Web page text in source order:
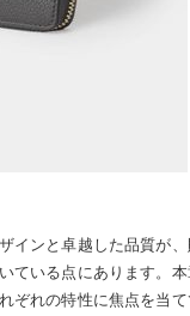
インと卓越した品質が
ている点にあります。
ぞれの特性に焦点を当